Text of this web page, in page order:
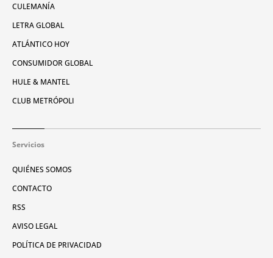
CULEMANÍA
LETRA GLOBAL
ATLÁNTICO HOY
CONSUMIDOR GLOBAL
HULE & MANTEL
CLUB METRÓPOLI
Servicios
QUIÉNES SOMOS
CONTACTO
RSS
AVISO LEGAL
POLÍTICA DE PRIVACIDAD